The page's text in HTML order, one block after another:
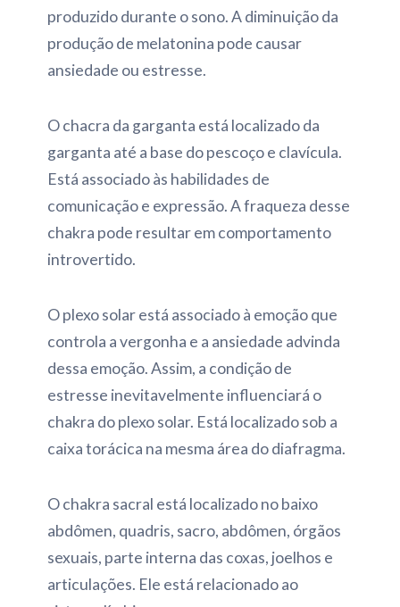
produzido durante o sono. A diminuição da
produção de melatonina pode causar
ansiedade ou estresse.
O chacra da garganta está localizado da
garganta até a base do pescoço e clavícula.
Está associado às habilidades de
comunicação e expressão. A fraqueza desse
chakra pode resultar em comportamento
introvertido.
O plexo solar está associado à emoção que
controla a vergonha e a ansiedade advinda
dessa emoção. Assim, a condição de
estresse inevitavelmente influenciará o
chakra do plexo solar. Está localizado sob a
caixa torácica na mesma área do diafragma.
O chakra sacral está localizado no baixo
abdômen, quadris, sacro, abdômen, órgãos
sexuais, parte interna das coxas, joelhos e
articulações. Ele está relacionado ao